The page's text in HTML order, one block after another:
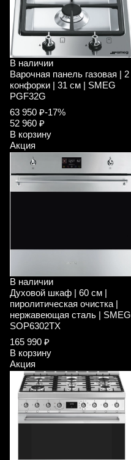
В наличии
Варочная панель газовая | 2
конфорки | 31 см | SMEG
PGF32G
63 950 ₽-17%
52 960 ₽
В корзину
Акция
В наличии
Духовой шкаф | 60 см |
пиролитическая очистка |
нержавеющая сталь | SMEG
SOP6302TX
165 990 ₽
В корзину
Акция